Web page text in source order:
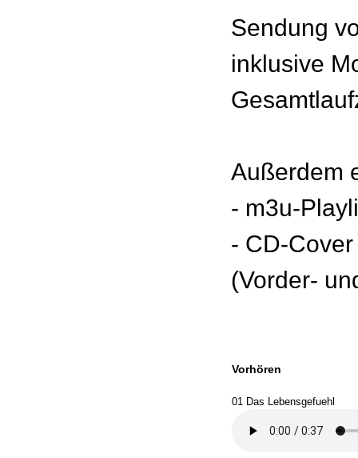
Sendung
inklusive
Außerdem
- m3u-
- CD-
(Vorder-
Vorhören
01 Das Lebensgefuehl